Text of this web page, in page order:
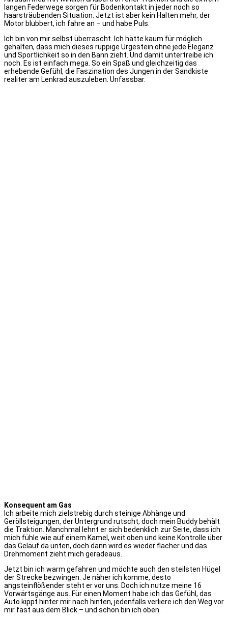
langen Federwege sorgen für Bodenkontakt in jeder noch so
haarsträubenden Situation. Jetzt ist aber kein Halten mehr, der
Motor blubbert, ich fahre an – und habe Puls.
Ich bin von mir selbst überrascht. Ich hätte kaum für möglich
gehalten, dass mich dieses ruppige Urgestein ohne jede Eleganz
und Sportlichkeit so in den Bann zieht. Und damit untertreibe ich
noch. Es ist einfach mega. So ein Spaß und gleichzeitig das
erhebende Gefühl, die Faszination des Jungen in der Sandkiste
realiter am Lenkrad auszuleben. Unfassbar.
Konsequent am Gas
Ich arbeite mich zielstrebig durch steinige Abhänge und
Geröllsteigungen, der Untergrund rutscht, doch mein Buddy behält
die Traktion. Manchmal lehnt er sich bedenklich zur Seite, dass ich
mich fühle wie auf einem Kamel, weit oben und keine Kontrolle über
das Geläuf da unten, doch dann wird es wieder flacher und das
Drehmoment zieht mich geradeaus.
Jetzt bin ich warm gefahren und möchte auch den steilsten Hügel
der Strecke bezwingen. Je näher ich komme, desto
angsteinflößender steht er vor uns. Doch ich nutze meine 16
Vorwärtsgänge aus. Für einen Moment habe ich das Gefühl, das
Auto kippt hinter mir nach hinten, jedenfalls verliere ich den Weg vor
mir fast aus dem Blick – und schon bin ich oben.